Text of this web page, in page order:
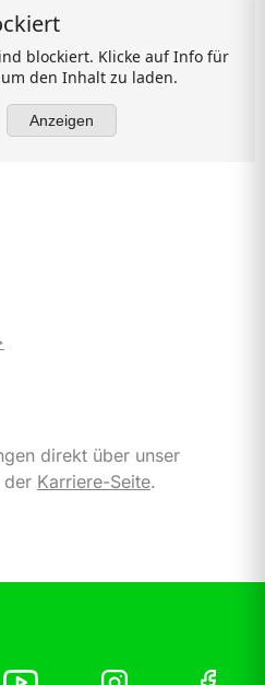
direkt über unser
der Karriere-Seite.